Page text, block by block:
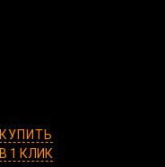
КУПИТЬ
В 1 КЛИК